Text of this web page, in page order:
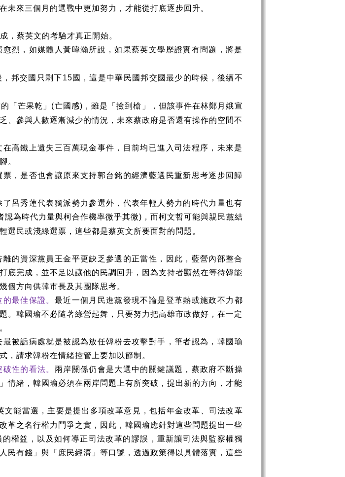
來三個月的選戰中更加努力，才能從打底逐步回升。
，蔡英文的考驗才真正開始。
烈，如媒體人黃暐瀚所說，如果蔡英文學歷證實有問題，將是
邦交國只剩下15國，這是中華民國邦交國最少的時候，後續不
「芒果乾」
(亡國感) ，雖是「撿到槍」，但該事件在林鄭月娥宣
、參與人數逐漸減少的情況，未來蔡政府是否還有操作的空間不
高鐵上遺失三百萬現金事件，目前均已進入司法程序，未來是
。
，是否也會讓原來支持郭台銘的經濟藍選民重新思考逐步回歸
呂秀蓮代表獨派勢力參選外，代表年輕人勢力的時代力量也有
認為時代力量與柯合作機率微乎其微) ，而柯文哲可能與親民黨結
民或淺綠選票，這些都是蔡英文所要面對的問題。
的資深黨員王金平更缺乏參選的正當性，因此，藍營內部整合
底完成，並不足以讓他的民調回升，因為支持者顯然在等待韓能
個方向供韓市長及其團隊思考。
最佳保證。 最近一個月民進黨發現不論是登革熱或施政不力都
。韓國瑜不必隨著綠營起舞，只要努力把高雄市政做好，在一定
最被詬病處就是被認為放任韓粉去攻擊對手，筆者認為，韓國瑜
請求韓粉在情緒控管上要加以節制。
性的看法。 兩岸關係仍會是大選中的關鍵議題，蔡政府不斷操
情緒，韓國瑜必須在兩岸問題上有所突破，提出新的方向，才能
文能當選，主要是提出多項改革意見，包括年金改革、司法改革
革之名行權力鬥爭之實，因此，韓國瑜應針對這些問題提出一些
權益，以及如何導正司法改革的謬誤，重新讓司法與監察權獨
民有錢」與「庶民經濟」等口號，透過政策得以具體落實，這些